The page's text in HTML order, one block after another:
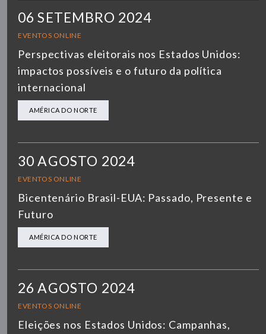
06 SETEMBRO 2024
EVENTOS ONLINE
Perspectivas eleitorais nos Estados Unidos:
impactos possíveis e o futuro da política
internacional
AMÉRICA DO NORTE
30 AGOSTO 2024
EVENTOS ONLINE
Bicentenário Brasil-EUA: Passado, Presente e
Futuro
AMÉRICA DO NORTE
26 AGOSTO 2024
EVENTOS ONLINE
Eleições nos Estados Unidos: Campanhas,